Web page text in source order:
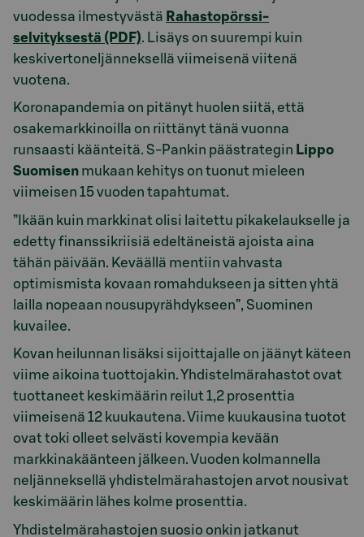
vuodessa ilmestyvästä Rahastopörssi-
selvityksestä (PDF). Lisäys on suurempi kuin
keskivertoneljänneksellä viimeisenä viitenä
vuotena.
Koronapandemia on pitänyt huolen siitä, että
osakemarkkinoilla on riittänyt tänä vuonna
runsaasti käänteitä. S-Pankin päästrategin Lippo
Suomisen mukaan kehitys on tuonut mieleen
viimeisen 15 vuoden tapahtumat.
”Ikään kuin markkinat olisi laitettu pikakelaukselle ja
edetty finanssikriisiä edeltäneistä ajoista aina
tähän päivään. Keväällä mentiin vahvasta
optimismista kovaan romahdukseen ja sitten yhtä
lailla nopeaan nousupyrähdykseen”, Suominen
kuvailee.
Kovan heilunnan lisäksi sijoittajalle on jäänyt käteen
viime aikoina tuottojakin. Yhdistelmärahastot ovat
tuottaneet keskimäärin reilut 1,2 prosenttia
viimeisenä 12 kuukautena. Viime kuukausina tuotot
ovat toki olleet selvästi kovempia kevään
markkinakäänteen jälkeen. Vuoden kolmannella
neljänneksellä yhdistelmärahastojen arvot nousivat
keskimäärin lähes kolme prosenttia.
Yhdistelmärahastojen suosio onkin jatkanut